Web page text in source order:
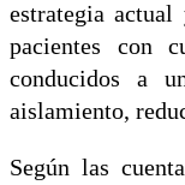
estrategia actual
pacientes con
conducidos a
aislamiento,
Según las